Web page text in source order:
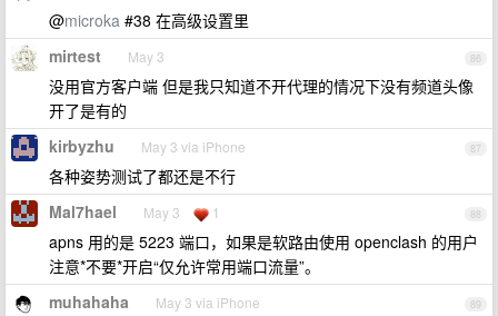
@microka #38 在高级设置里
86
mirtest May 3
没用官方客户端 但是我只知道不开代理的情况下没有频道头像
开了是有的
87
kirbyzhu May 3 via iPhone
各种姿势测试了都还是不行
88
Mal7hael May 3 1
apns 用的是 5223 端口，如果是软路由使用 openclash 的用户
注意*不要*开启“仅允许常用端口流量”。
89
muhahaha May 3 via iPhone